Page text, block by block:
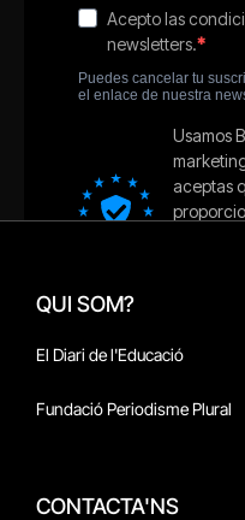
QUI SOM?
El Diari de l'Educació
Fundació Periodisme Plural
CONTACTA'NS